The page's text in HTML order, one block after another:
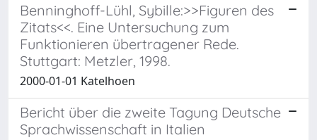
Benninghoff-Lühl, Sybille:>>Figuren des
Zitats<<. Eine Untersuchung zum
Funktionieren übertragener Rede.
Stuttgart: Metzler, 1998.
2000-01-01 Katelhoen
Bericht über die zweite Tagung Deutsche
Sprachwissenschaft in Italien